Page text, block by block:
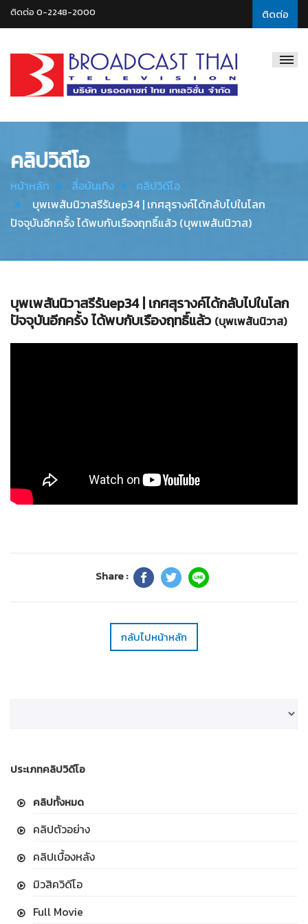
ติดต่อ
ติดต่อ 0-2248-2000
Thai
คลิปวิดีโอ
หน้าหลัก สื่อบันเทิง
คลิปวิดีโอ
บุพเพสันนิวาสรีรันep34 | เกศสุรางค์ได้กลับไปในโลก
ปัจจุบันอีกครั้ง ได้พบกับเรืองฤทธิ์แล้ว (บุพเพสันนิวาส)
บุพเพสันนิวาสรีรันep34 | เกศสุรางค์ได้กลับไปในโลก
ปัจจุบันอีกครั้ง ได้พบกับเรืองฤทธิ์แล้ว (บุพเพสันนิวาส)
Share :
กลับไปหน้าหลัก
ประเภทคลิปวิดีโอ
คลิปทั้งหมด
คลิปตัวอย่าง
คลิปเบื้องหลัง
มิวสิควิดีโอ
Full Movie